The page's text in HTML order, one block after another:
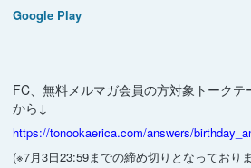
Google Play
FC、無料メルマガ会員の方対象トークテ
から↓
https://tonookaerica.com/answers/
(※7月3日23:59までの締め切りとなっており